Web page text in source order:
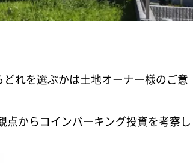
れを選ぶかは土地オーナー様のご意
点からコインパーキング投資を考察し